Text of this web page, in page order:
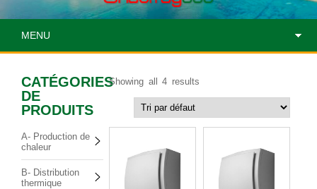
MENU
CATÉGORIES
DE
PRODUITS
A- Production de
chaleur
B- Distribution
thermique
Showing all 4 results